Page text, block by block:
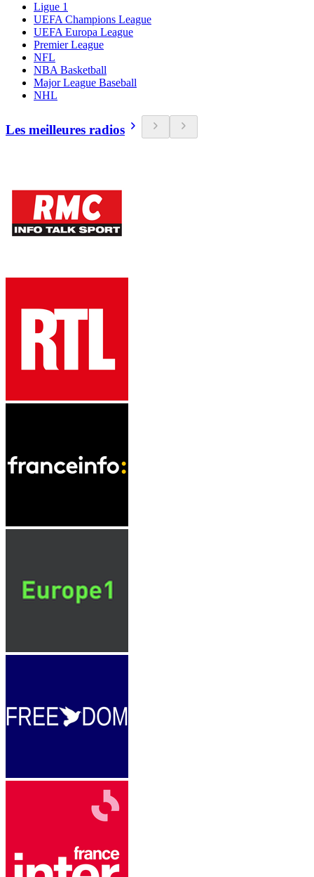
Ligue 1
UEFA Champions League
UEFA Europa League
Premier League
NFL
NBA Basketball
Major League Baseball
NHL
Les meilleures radios